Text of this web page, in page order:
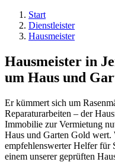
Start
Dienstleister
Hausmeister
Hausmeister in
um Haus und
Er kümmert sich um
Reparaturarbeiten – der
Immobilie zur Vermietung
Haus und Garten Gold wert.
empfehlenswerter Helfer für
einem unserer geprüften